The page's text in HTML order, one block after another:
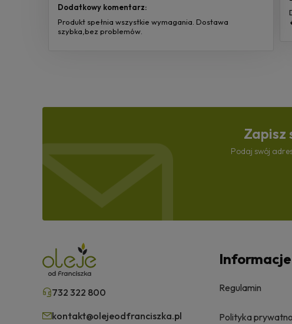
Dodatkowy komentarz:
Produkt spełnia wszystkie wymagania. Dostawa
szybka,bez problemów.
Zapisz
Podaj swój
732 322 800
kontakt@olejeodfranciszka.pl
Informacje
Regulamin
Polityka